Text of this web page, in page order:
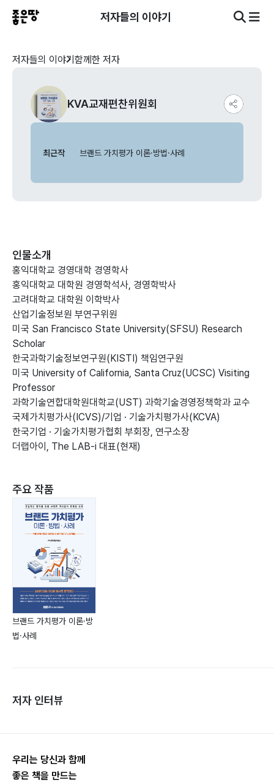
저자들의 이야기
저자들의 이야기 함께한 저자
KVA교재편찬위원회
최근작 브랜드 가치평가 이론·방법·사례
인물소개
홍익대학교 경영대학 경영학사
홍익대학교 대학원 경영학석사, 경영학박사
고려대학교 대학원 이학박사
산업기술정보원 부연구위원
미국 San Francisco State University(SFSU) Research
Scholar
한국과학기술정보연구원(KISTI) 책임연구원
미국 University of California, Santa Cruz(UCSC) Visiting
Professor
과학기술연합대학원대학교(UST) 과학기술경영정책학과 교수
국제가치평가사(ICVS)/기업 · 기술가치평가사(KCVA)
한국기업 · 기술가치평가협회 부회장, 연구소장
더랩아이, The LAB-i 대표(현재)
주요 작품
브랜드 가치평가 이론·방
법·사례
저자 인터뷰
우리는 당신과 함께
좋은 책을 만드는